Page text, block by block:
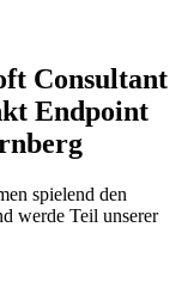
Consultant
Endpoint
spielend den
werde Teil unserer